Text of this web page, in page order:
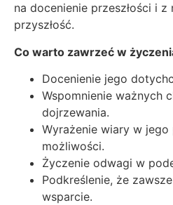
na docenienie przeszłości i
przyszłość.
Co warto zawrzeć w
Docenienie jego
Wspomnienie ważnych
dojrzewania.
Wyrażenie wiary w jego
możliwości.
Życzenie odwagi w
Podkreślenie, że
wsparcie.